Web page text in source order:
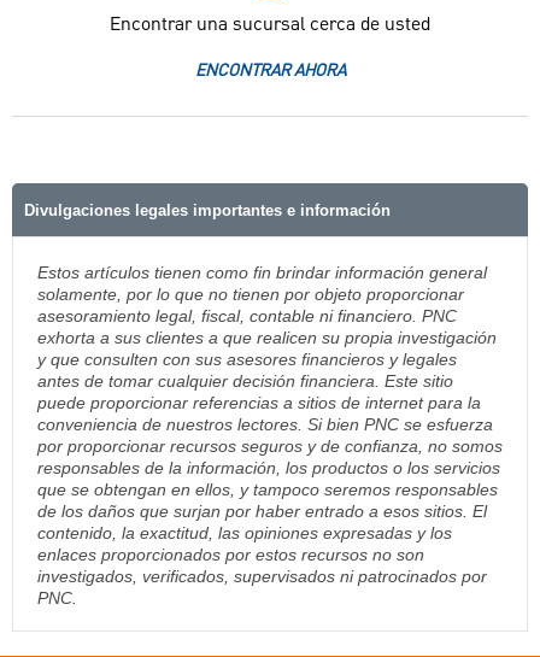
Encontrar una sucursal cerca de usted
ENCONTRAR AHORA
Divulgaciones legales importantes e información
Estos artículos tienen como fin brindar información general
solamente, por lo que no tienen por objeto proporcionar
asesoramiento legal, fiscal, contable ni financiero. PNC
exhorta a sus clientes a que realicen su propia investigación
y que consulten con sus asesores financieros y legales
antes de tomar cualquier decisión financiera. Este sitio
puede proporcionar referencias a sitios de internet para la
conveniencia de nuestros lectores. Si bien PNC se esfuerza
por proporcionar recursos seguros y de confianza, no somos
responsables de la información, los productos o los servicios
que se obtengan en ellos, y tampoco seremos responsables
de los daños que surjan por haber entrado a esos sitios. El
contenido, la exactitud, las opiniones expresadas y los
enlaces proporcionados por estos recursos no son
investigados, verificados, supervisados ni patrocinados por
PNC.